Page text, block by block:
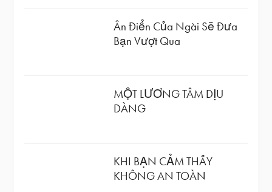
Ân Điển Của Ngài Sẽ Đưa
Bạn Vượt Qua
MỘT LƯƠNG TÂM DỊU
DÀNG
KHI BẠN CẢM THẤY
KHÔNG AN TOÀN